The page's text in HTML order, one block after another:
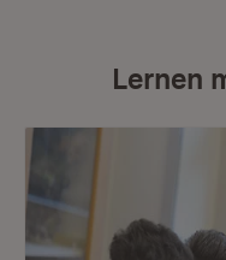
Lernen